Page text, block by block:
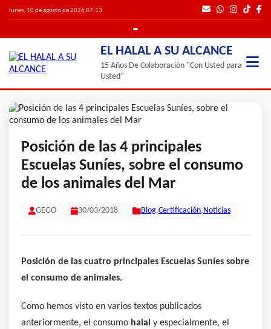
lunes, 10 de agosto de 2026 07:13
EL HALAL A SU ALCANCE
15 Años De Colaboración "Con Usted para
Usted"
Posición de las 4 principales
Escuelas Suníes, sobre el consumo
de los animales del Mar
GEGO 30/03/2018 Blog,Certificación, Noticias
Posición de las cuatro principales Escuelas Suníes sobre
el consumo de animales.
Como hemos visto en varios textos publicados
anteriormente, el consumo halal y especialmente, el